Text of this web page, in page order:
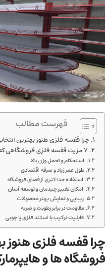
فهرست مطالب
چرا قفسه فلزی هنوز بهترین
7 مزیت قفسه فلزی فروشگاهی که باعث محبوبیت همیشگی آن شده است
استحکام و تحمل وزن بالا
طول عمر زیاد و صرفه اقتصادی
استفاده حداکثری از فضای فروشگاه
امکان تغییر چیدمان و توسعه آسان
زیبایی و نمایش بهتر محصولات
مقاومت در برابر رطوبت و ضربه
قابلیت ترکیب با استند فلزی یا چوبی
چرا قفسه فلزی هنوز
فروشگاه ها و